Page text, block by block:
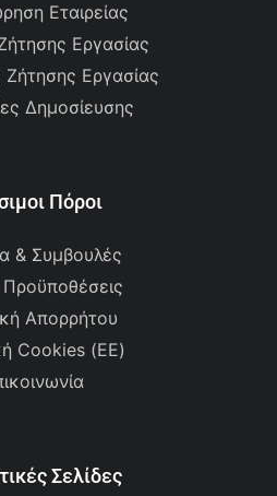
Εταιρείας
Εργασίας
Ζήτησης Εργασίας
Δημοσίευσης
Πόροι
& Συμβουλές
Απορρήτου
Cookies (ΕΕ)
Σελίδες